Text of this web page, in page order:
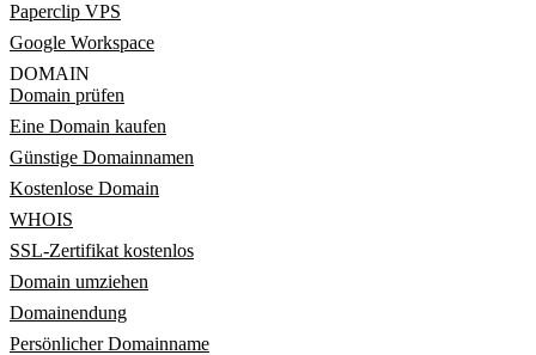
Paperclip VPS
Google Workspace
DOMAIN
Domain prüfen
Eine Domain kaufen
Günstige Domainnamen
Kostenlose Domain
WHOIS
SSL-Zertifikat kostenlos
Domain umziehen
Domainendung
Persönlicher Domainname